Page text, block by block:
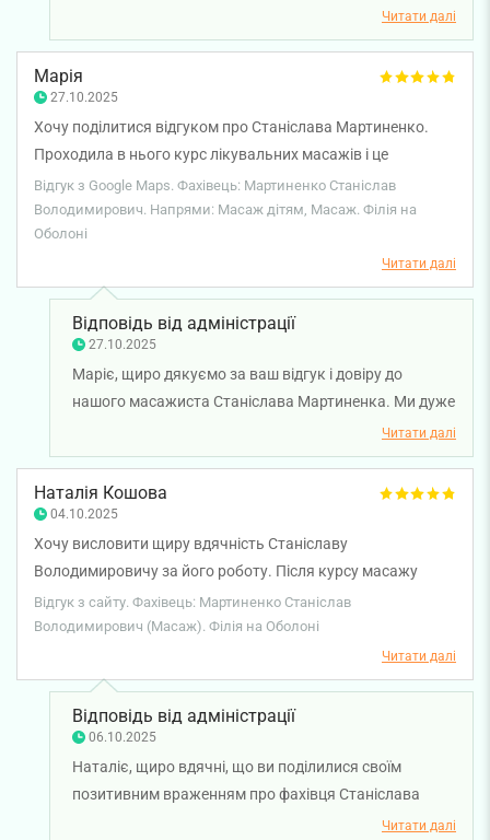
масажу залишив лише хороші враження, а робота
масажиста Станіслава Мартиненка виправдала ваші
очікування. Бажаємо вам міцного здоров'я!
Читати далі
Марія
27.10.2025
Хочу поділитися відгуком про Станіслава Мартиненко.
Проходила в нього курс лікувальних масажів і це
найкращий масажист в моєму досвіді. Під час масажу
відчувається, що він пропрацьовує всі необхідні місця, але
без надмірного болю. Після масажу завжди відчувається
ефект. Тому дуже рекомендую, якщо вам дійсно треба
відчувати результат, а не просто, щоб вас погладили.
Відгук з Google Maps. Фахівець: Мартиненко Станіслав
Володимирович. Напрями: Масаж дітям, Масаж. Філія на
Оболоні
Читати далі
Відповідь від адміністрації
27.10.2025
Маріє, щиро дякуємо за ваш відгук і довіру до
нашого масажиста Станіслава Мартиненка. Ми дуже
раді, що курс лікувальних масажів приніс помітний
результат і допоміг вам відчути реальне
покращення. Професійний підхід, уважність до
кожного пацієнта та ефективна робота — це саме те,
чим ми пишаємося. Бажаємо вам міцного здоров'я!
Читати далі
Наталія Кошова
04.10.2025
Хочу висловити щиру вдячність Станіславу
Володимировичу за його роботу. Після курсу масажу
почуваюся НАБАГАТО краще і плюс маю від пана
Станіслава рекомендації щодо підтримання мого
покращеного стану. Високий професіоналізм поряд з
просто людським ставленням, увагою до індивідуальних
потреб клієнта — це про спеціаліста Мартиненка. Дякую,
пане Станіславе!
Відгук з сайту. Фахівець: Мартиненко Станіслав
Володимирович (Масаж). Філія на Оболоні
Читати далі
Відповідь від адміністрації
06.10.2025
Наталіє, щиро вдячні, що ви поділилися своїм
позитивним враженням про фахівця Станіслава
Мартиненка. Нам дуже приємно, що курс масажу
Читати далі